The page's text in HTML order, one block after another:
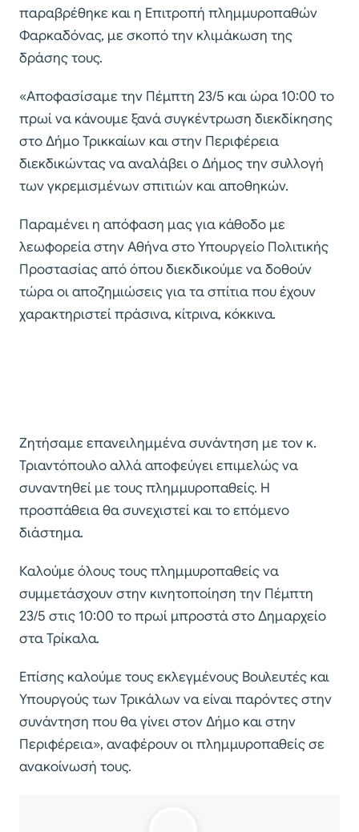
παραβρέθηκε και η Επιτροπή πλημμυροπαθών
Φαρκαδόνας, με σκοπό την κλιμάκωση της
δράσης τους.
«Αποφασίσαμε την Πέμπτη 23/5 και ώρα 10:00 το
πρωί να κάνουμε ξανά συγκέντρωση διεκδίκησης
στο Δήμο Τρικκαίων και στην Περιφέρεια
διεκδικώντας να αναλάβει ο Δήμος την συλλογή
των γκρεμισμένων σπιτιών και αποθηκών.
Παραμένει η απόφαση μας για κάθοδο με
λεωφορεία στην Αθήνα στο Υπουργείο Πολιτικής
Προστασίας από όπου διεκδικούμε να δοθούν
τώρα οι αποζημιώσεις για τα σπίτια που έχουν
χαρακτηριστεί πράσινα, κίτρινα, κόκκινα.
Ζητήσαμε επανειλημμένα συνάντηση με τον κ.
Τριαντόπουλο αλλά αποφεύγει επιμελώς να
συναντηθεί με τους πλημμυροπαθείς. Η
προσπάθεια θα συνεχιστεί και το επόμενο
διάστημα.
Καλούμε όλους τους πλημμυροπαθείς να
συμμετάσχουν στην κινητοποίηση την Πέμπτη
23/5 στις 10:00 το πρωί μπροστά στο Δημαρχείο
στα Τρίκαλα.
Επίσης καλούμε τους εκλεγμένους Βουλευτές και
Υπουργούς των Τρικάλων να είναι παρόντες στην
συνάντηση που θα γίνει στον Δήμο και στην
Περιφέρεια», αναφέρουν οι πλημμυροπαθείς σε
ανακοίνωσή τους.